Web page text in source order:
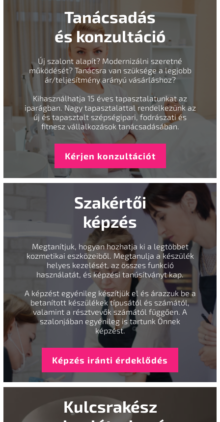
Tanácsadás
és konzultáció
Új szalont alapít? Modernizálni szeretné
működését? Tanácsra van szüksége a legjobb
ár/teljesítmény arányú vásárláshoz?
Kihasználhatja 15 éves tapasztalatunkat az
iparágban. Nagy tapasztalattal rendelkezünk az
új és tapasztalt szépségipari, fodrászati és
fitnesz vállalkozások tanácsadásában.
Kérjen konzultációt
Szakértői
képzés
Megtanítjuk, hogyan hozhatja ki a legtöbbet
kozmetikai eszközeiből. Megtanulja a készülék
helyes kezelését, az összes funkció
használatát, és képzési tanúsítványt kap.
A képzést egyénileg készítjük el és árazzuk be a
betanított készülékek típusától és számától,
valamint a résztvevők számától függően. A
szalonjában egyénileg is tartunk Önnek
képzést.
Képzés iránti érdeklődés
Kulcsrakész